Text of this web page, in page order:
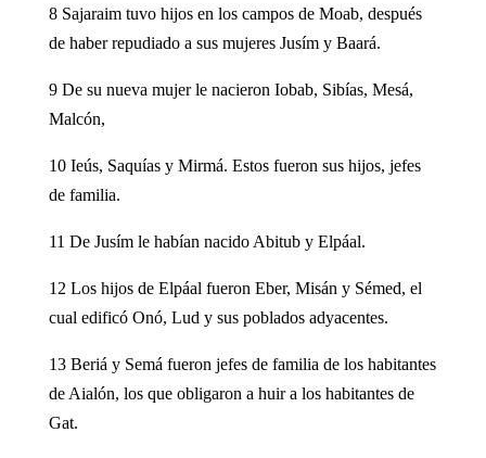
8 Sajaraim tuvo hijos en los campos de Moab, después
de haber repudiado a sus mujeres Jusím y Baará.
9 De su nueva mujer le nacieron Iobab, Sibías, Mesá,
Malcón,
10 Ieús, Saquías y Mirmá. Estos fueron sus hijos, jefes
de familia.
11 De Jusím le habían nacido Abitub y Elpáal.
12 Los hijos de Elpáal fueron Eber, Misán y Sémed, el
cual edificó Onó, Lud y sus poblados adyacentes.
13 Beriá y Semá fueron jefes de familia de los habitantes
de Aialón, los que obligaron a huir a los habitantes de
Gat.